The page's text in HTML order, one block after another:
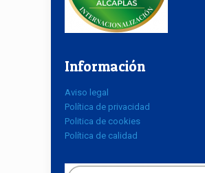
Información
Aviso legal
Política de privacidad
Politica de cookies
Política de calidad